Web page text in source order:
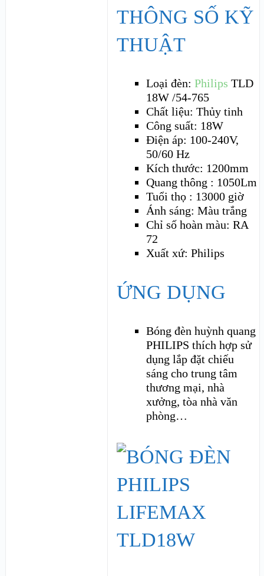
THÔNG SỐ KỸ
THUẬT
Loại đèn:Philips TLD
18W /54-765
Chất liệu: Thủy tinh
Công suất: 18W
Điện áp: 100-240V,
50/60 Hz
Kích thước: 1200mm
Quang thông : 1050Lm
Tuổi thọ : 13000 giờ
Ánh sáng: Màu trắng
Chỉ số hoàn màu: RA
72
Xuất xứ: Philips
ỨNG DỤNG
Bóng đèn huỳnh quang
PHILIPS thích hợp sử
dụng lắp đặt chiếu
sáng cho trung tâm
thương mại, nhà
xưởng, tòa nhà văn
phòng…